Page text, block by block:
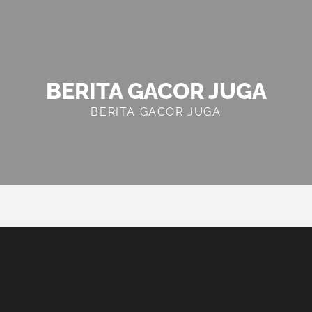
BERITA GACOR JUGA
BERITA GACOR JUGA